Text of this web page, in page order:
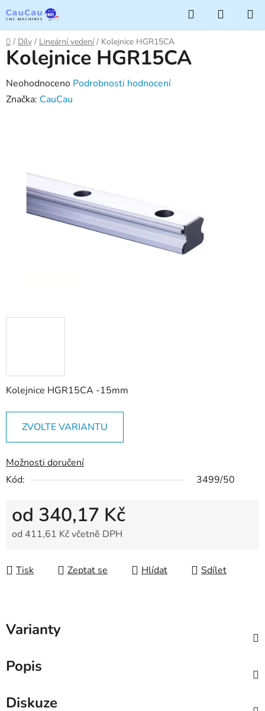
na
obsah
Hledat
KOŠÍK
Domů
/ Díly / Lineární vedení / Kolejnice HGR15CA
Kolejnice HGR15CA -15mm
ZVOLTE VARIANTU
Možnosti doručení
Kód:
3499/50
od 340,17 Kč
od 411,61 Kčvčetně DPH
Tisk
Zeptat se Hlídat Sdílet
Kolejnice HGR15CA
Průměrné
hodnocení
hvězdiček.
Neohodnoceno Podrobnosti hodnocení
Značka: CauCau
Varianty
Popis
Diskuze